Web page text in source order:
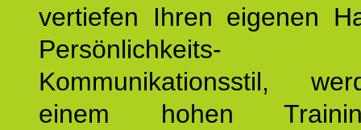
vertiefen Ihren eigenen
Kommunikationsstil,
einem hohen